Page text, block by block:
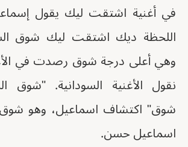
في أغنية اشتقت ليك يقول
اللحظة ديك اشتقت ليك شوق
وهي أعلى درجة شوق رصدت في
نقول الأغنية السودانية. "شوق
شوق" اكتشاف اسماعيل، وهو
اسماعيل حسن.